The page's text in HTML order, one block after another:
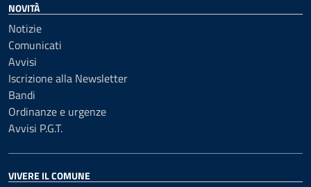
NOVITÀ
Notizie
Comunicati
Avvisi
Iscrizione alla Newsletter
Bandi
Ordinanze e urgenze
Avvisi P.G.T.
VIVERE IL COMUNE